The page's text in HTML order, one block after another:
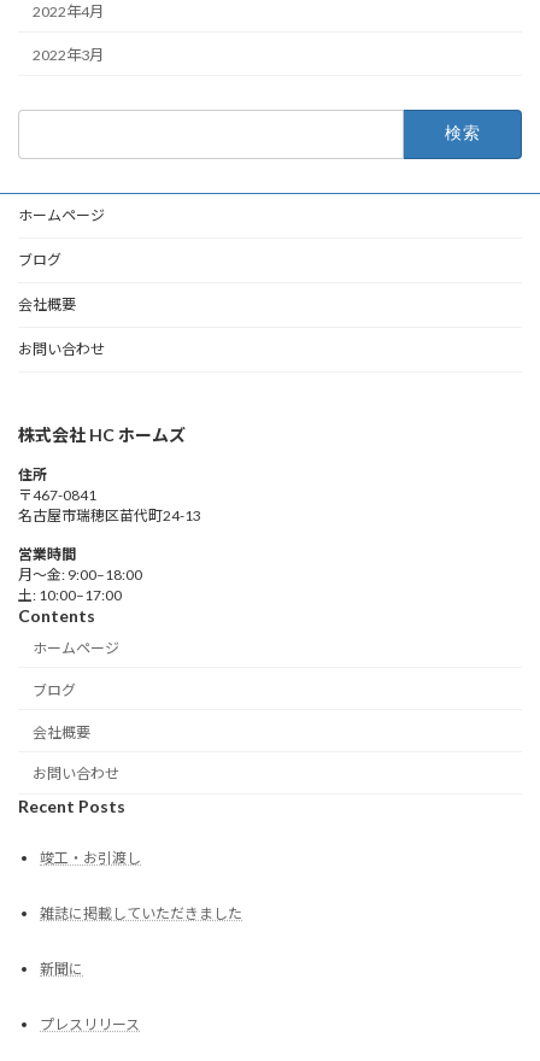
2022年4月
2022年3月
ホームページ
ブログ
会社概要
お問い合わせ
株式会社 HC ホームズ
住所
〒467-0841
名古屋市瑞穂区苗代町24-13
営業時間
月～金: 9:00–18:00
土: 10:00–17:00
Contents
ホームページ
ブログ
会社概要
お問い合わせ
Recent Posts
竣工・お引渡し
雑誌に掲載していただきました
新聞に
プレスリリース